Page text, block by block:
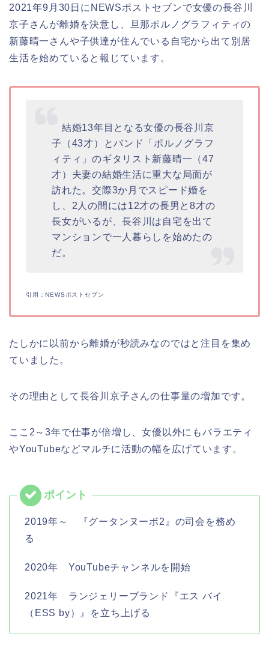
2021年9月30日にNEWSポストセブンで女優の長谷川
京子さんが離婚を決意し、旦那ポルノグラフィティの
新藤晴一さんや子供達が住んでいる自宅から出て別居
生活を始めていると報じています。
結婚13年目となる女優の長谷川京
子（43才）とバンド「ポルノグラフ
ィティ」のギタリスト新藤晴一（47
才）夫妻の結婚生活に重大な局面が
訪れた。交際3か月でスピード婚を
し、2人の間には12才の長男と8才の
長女がいるが、長谷川は自宅を出て
マンションで一人暮らしを始めたの
だ。
引用：NEWSポストセブン
たしかに以前から離婚が秒読みなのではと注目を集め
ていました。
その理由として長谷川京子さんの仕事量の増加です。
ここ2～3年で仕事が倍増し、女優以外にもバラエティ
やYouTubeなどマルチに活動の幅を広げています。
2019年～ 『グータンヌーボ2』の司会を務め
る
2020年 YouTubeチャンネルを開始
2021年 ランジェリーブランド『エス バイ
（ESS by）』を立ち上げる